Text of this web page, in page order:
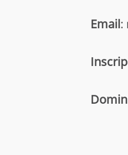
Email: